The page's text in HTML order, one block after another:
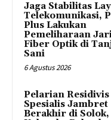
Jaga Stabilitas
Telekomunikasi,
Plus Lakukan
Pemeliharaan
Fiber Optik di
Sani
6 Agustus 2026
Pelarian Residivis
Spesialis Jambret
Berakhir di Solok,